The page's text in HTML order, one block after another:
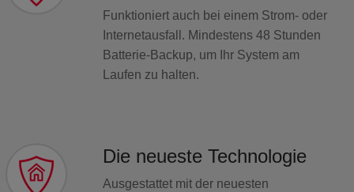
Funktioniert auch bei einem Strom- oder
Internetausfall. Mindestens 48 Stunden
Batterie-Backup, um Ihr System am
Laufen zu halten.​
Die neueste Technologie​
Ausgestattet mit der neuesten